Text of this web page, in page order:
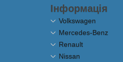
Інформація
Volkswagen
Mercedes-Benz
Renault
Nissan